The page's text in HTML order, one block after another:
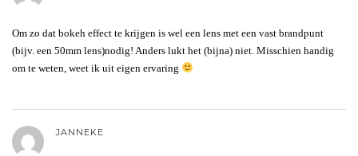
Om zo dat bokeh effect te krijgen is wel een lens met een vast brandpunt
(bijv. een 50mm lens)nodig! Anders lukt het (bijna) niet. Misschien handig
om te weten, weet ik uit eigen ervaring
JANNEKE